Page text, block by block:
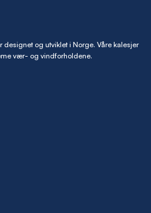
designet og utviklet i Norge. Våre kalesjer
vær- og vindforholdene.